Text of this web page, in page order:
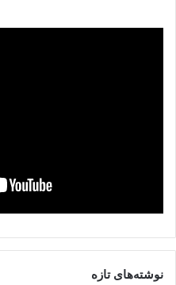
نوشته‌های تازه